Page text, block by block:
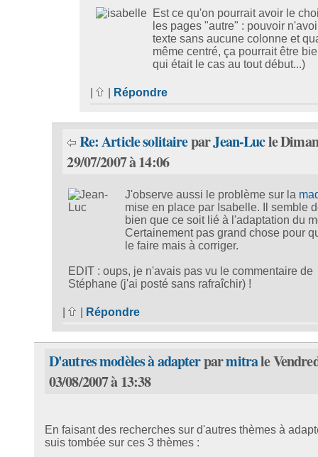
Est ce qu'on pourrait avoir le
les pages "autre" : pouvoir
texte sans aucune colonne et
même centré, ça pourrait être
qui était le cas au tout début...)
Répondre
Re: Article solitaireparJean-Lucle
29/07/2007 à 14:06
J'observe aussi le problème sur la
mise en place par Isabelle. Il semble
bien que ce soit lié à l'adaptation du
Certainement pas grand chose pour
le faire mais à corriger.
EDIT : oups, je n'avais pas vu le commentaire de
Stéphane (j'ai posté sans rafraîchir) !
| Répondre
D'autres modèles à adapterparmitrale
03/08/2007 à 13:38
En faisant des recherches sur d'autres thèmes à
suis tombée sur ces 3 thèmes :